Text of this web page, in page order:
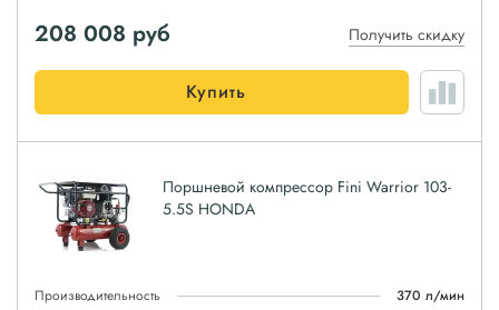
208 008 руб Получить скидку
Купить
Поршневой компрессор Fini Warrior 103-
5.5S HONDA
Производительность
370 л/мин